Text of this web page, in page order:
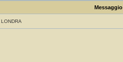
Messaggio
LONDRA